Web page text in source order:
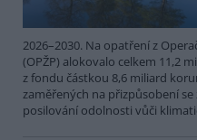
2026–2030. Na opatření z
(OPŽP) alokovalo celkem 11,2
z fondu částkou 8,6 miliard
zaměřených na přizpůsobení
posilování odolnosti vůči